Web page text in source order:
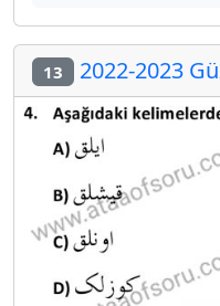
13 2022-2023